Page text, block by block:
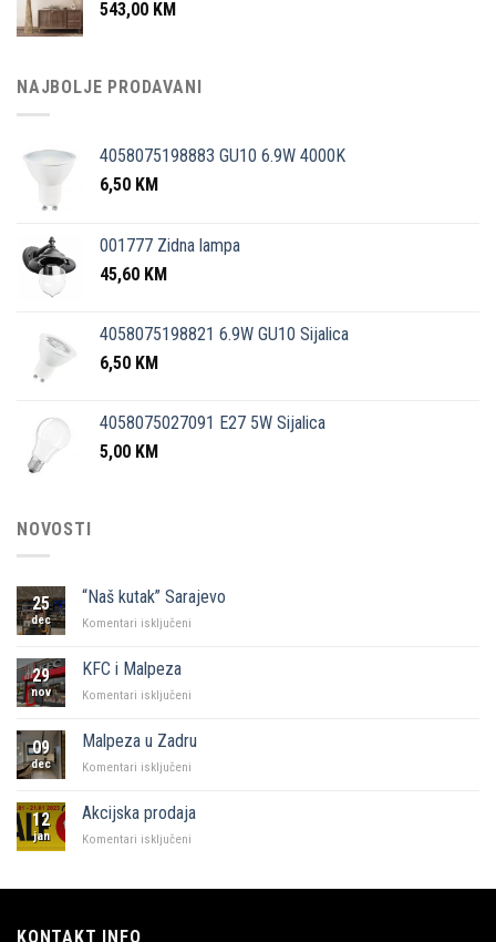
543,00 KM
NAJBOLJE PRODAVANI
4058075198883 GU10 6.9W 4000K
6,50 KM
001777 Zidna lampa
45,60 KM
4058075198821 6.9W GU10 Sijalica
6,50 KM
4058075027091 E27 5W Sijalica
5,00 KM
NOVOSTI
25
dec
“Naš kutak” Sarajevo
Komentari isključeni
29
nov
KFC i Malpeza
Komentari isključeni
Malpeza
09
dec
Malpeza u Zadru
Komentari isključeni
Zadru
12
jan
Akcijska prodaja
Komentari isključeni
KONTAKT INFO